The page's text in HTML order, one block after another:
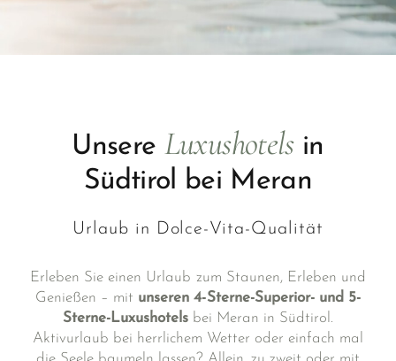
Unsere Luxushotelsin
Südtirol bei Meran
Urlaub in Dolce-Vita-Qualität
Erleben Sie einen Urlaub zum Staunen, Erleben und
Genießen – mit unseren 4-Sterne-Superior- und 5-
Sterne-Luxushotelsbei Meran in Südtirol.
Aktivurlaub bei herrlichem Wetter oder einfach mal